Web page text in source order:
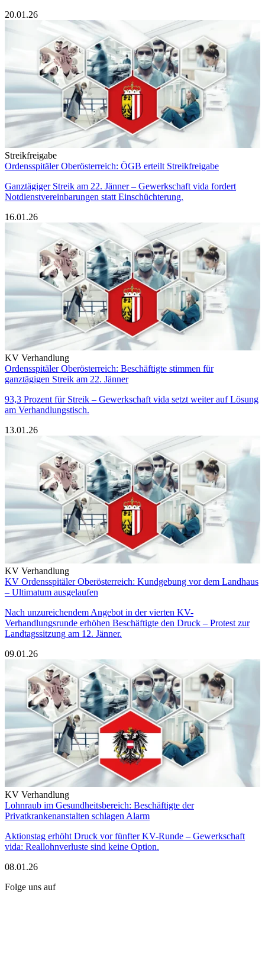
20.01.26
Streikfreigabe
Ordensspitäler Oberösterreich: ÖGB erteilt Streikfreigabe
Ganztägiger Streik am 22. Jänner – Gewerkschaft vida fordert
Notdienstvereinbarungen statt Einschüchterung.
16.01.26
KV Verhandlung
Ordensspitäler Oberösterreich: Beschäftigte stimmen für
ganztägigen Streik am 22. Jänner
93,3 Prozent für Streik – Gewerkschaft vida setzt weiter auf Lösung
am Verhandlungstisch.
13.01.26
KV Verhandlung
KV Ordensspitäler Oberösterreich: Kundgebung vor dem Landhaus
– Ultimatum ausgelaufen
Nach unzureichendem Angebot in der vierten KV-
Verhandlungsrunde erhöhen Beschäftigte den Druck – Protest zur
Landtagssitzung am 12. Jänner.
09.01.26
KV Verhandlung
Lohnraub im Gesundheitsbereich: Beschäftigte der
Privatkrankenanstalten schlagen Alarm
Aktionstag erhöht Druck vor fünfter KV-Runde – Gewerkschaft
vida: Reallohnverluste sind keine Option.
08.01.26
Folge uns auf